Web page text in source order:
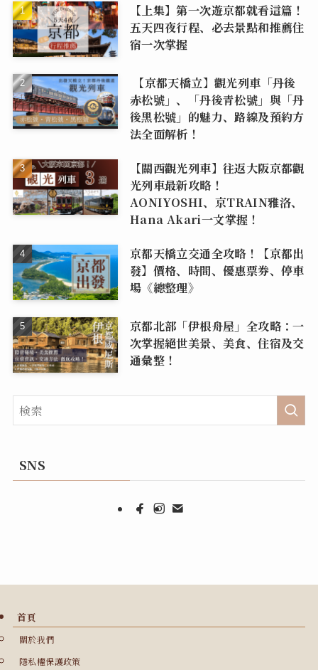
【上集】第一次遊京都就看這篇！
五天四夜行程、必去景點和推薦住
宿一次掌握
【京都天橋立】觀光列車「丹後
赤松號」、「丹後青松號」與「丹
後黑松號」的魅力、路線及預約方
法全面解析！
【關西觀光列車】往返大阪京都觀
光列車最新攻略！
AONIYOSHI、京TRAIN雅洛、
Hana Akari一文掌握！
京都天橋立交通全攻略！【京都出
發】價格、時間、優惠票券、停車
場《總整理》
京都北部「伊根舟屋」全攻略：一
次掌握絕世美景、美食、住宿及交
通彙整！
SNS
首頁
關於我們
隱私權保護政策